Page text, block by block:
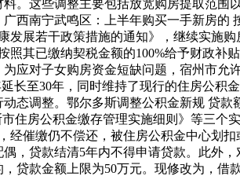
。这些调整主要包括放宽购房提取范围
西南宁武鸣区：上半年购买一手新房的
展若干政策措施的通知》，继续实施
其已缴纳契税金额的100%给予财政补
应对子女购房资金短缺问题，宿州市允
长至30年，同时维持了现行的住房公积
态调整。鄂尔多斯调整公积金新规 贷款
住房公积金缴存管理实施细则》等三个
催缴仍不偿还，被住房公积金中心划
，贷款结清5年内不得申请贷款。此外
贷款金额上限为50万元。现修改为，借